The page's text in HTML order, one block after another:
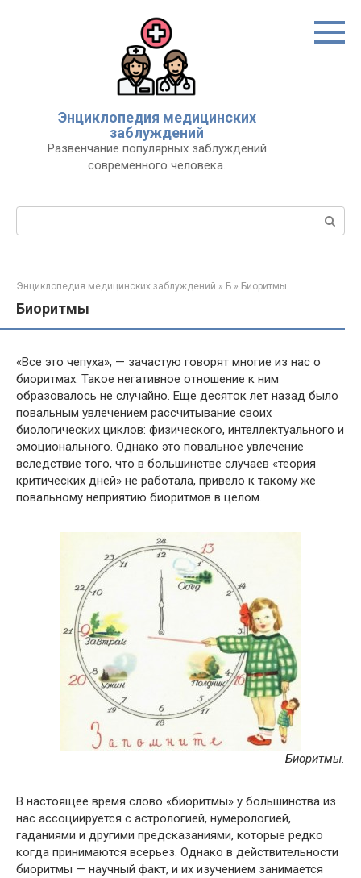
Энциклопедия медицинских
заблуждений
Развенчание популярных заблуждений
современного человека.
Поиск:
Энциклопедия медицинских заблуждений » Б » Биоритмы
Биоритмы
«Все это чепуха», — зачастую говорят многие из нас о
биоритмах. Такое негативное отношение к ним
образовалось не случайно. Еще десяток лет назад было
повальным увлечением рассчитывание своих
биологических циклов: физического, интеллектуального и
эмоционального. Однако это повальное увлечение
вследствие того, что в большинстве случаев «теория
критических дней» не работала, привело к такому же
повальному неприятию биоритмов в целом.
Биоритмы.
В настоящее время слово «биоритмы» у большинства из
нас ассоциируется с астрологией, нумерологией,
гаданиями и другими предсказаниями, которые редко
когда принимаются всерьез. Однако в действительности
биоритмы — научный факт, и их изучением занимается